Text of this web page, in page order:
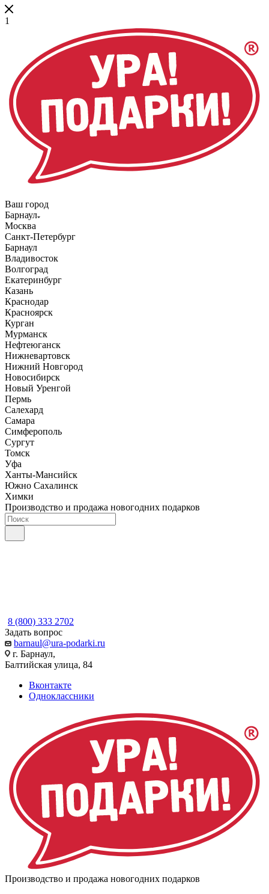
1
Ваш город
Барнаул
Москва
Санкт-Петербург
Барнаул
Владивосток
Волгоград
Екатеринбург
Казань
Краснодар
Красноярск
Курган
Мурманск
Нефтеюганск
Нижневартовск
Нижний Новгород
Новосибирск
Новый Уренгой
Пермь
Салехард
Самара
Симферополь
Сургут
Томск
Уфа
Ханты-Мансийск
Южно Сахалинск
Химки
Производство и продажа новогодних подарков
8 (800) 333 2702
Задать вопрос
barnaul@ura-podarki.ru
г. Барнаул,
Балтийская улица, 84
Вконтакте
Одноклассники
Производство и продажа новогодних подарков